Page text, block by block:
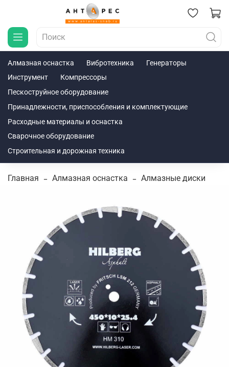
Алмазная оснастка Вибротехника
Генераторы
Инструмент
Компрессоры
Пескоструйное оборудование
Принадлежности, приспособления и комплектующие
Расходные материалы и оснастка
Сварочное оборудование
Строительная и дорожная техника
Главная Алмазная оснастка Алмазные диски